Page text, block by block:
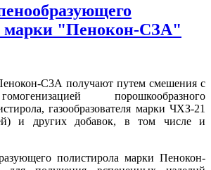
марки "Пенокон-СЗА"
С3А получают путем смешения с
порошкообразного
газообразователя марки ЧХЗ-21
и других добавок, в том числе и
полистирола марки Пенокон-